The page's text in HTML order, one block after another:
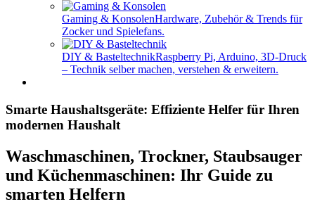
Gaming & KonsolenHardware, Zubehör & Trends für
Zocker und Spielefans.
DIY & BasteltechnikRaspberry Pi, Arduino, 3D-Druck
– Technik selber machen, verstehen & erweitern.
Smarte Haushaltsgeräte: Effiziente Helfer für Ihren
modernen Haushalt
Waschmaschinen, Trockner, Staubsauger
und Küchenmaschinen: Ihr Guide zu
smarten Helfern